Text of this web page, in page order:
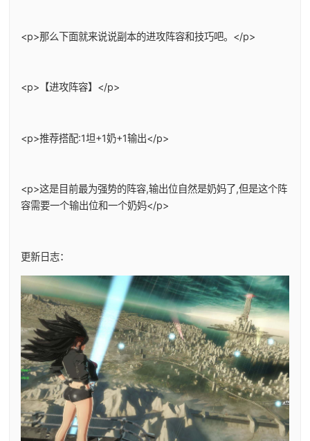
<p>那么下面就来说说副本的进攻阵容和技巧吧。</p>
<p>【进攻阵容】</p>
<p>推荐搭配:1坦+1奶+1输出</p>
<p>这是目前最为强势的阵容,输出位自然是奶妈了,但是这个阵
容需要一个输出位和一个奶妈</p>
更新日志：